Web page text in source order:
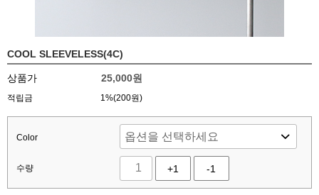
COOL SLEEVELESS(4C)
상품가 25,000원
적립금 1%(200원)
Color
수량 +1 -1